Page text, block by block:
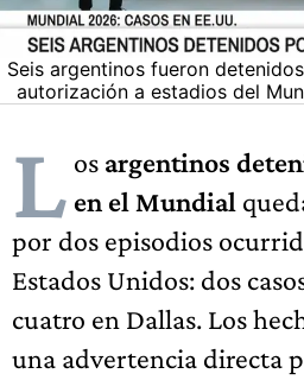
Seis argentinos fueron
autorización a estadios del
L os argentinos
en el Mundial
por dos episodios
Estados Unidos: dos
cuatro en Dallas. Los
una advertencia directa